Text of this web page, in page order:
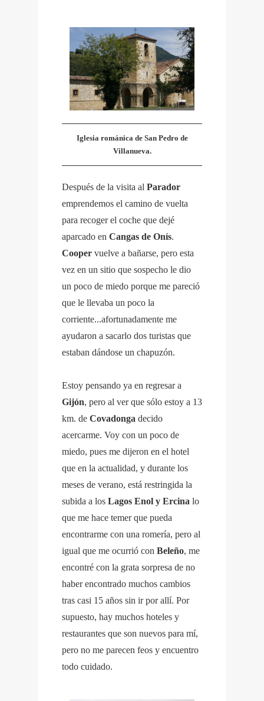
Iglesia románica de San Pedro de
Villanueva.
Después de la visita al Parador
emprendemos el camino de vuelta
para recoger el coche que dejé
aparcado en Cangas de Onís.
Cooper vuelve a bañarse, pero esta
vez en un sitio que sospecho le dio
un poco de miedo porque me pareció
que le llevaba un poco la
corriente...afortunadamente me
ayudaron a sacarlo dos turistas que
estaban dándose un chapuzón.
Estoy pensando ya en regresar a
Gijón, pero al ver que sólo estoy a 13
km. de Covadonga decido
acercarme. Voy con un poco de
miedo, pues me dijeron en el hotel
que en la actualidad, y durante los
meses de verano, está restringida la
subida a los Lagos Enol y Ercina lo
que me hace temer que pueda
encontrarme con una romería, pero al
igual que me ocurrió con Beleño, me
encontré con la grata sorpresa de no
haber encontrado muchos cambios
tras casi 15 años sin ir por allí. Por
supuesto, hay muchos hoteles y
restaurantes que son nuevos para mí,
pero no me parecen feos y encuentro
todo cuidado.